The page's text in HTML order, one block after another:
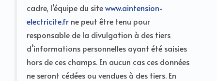
cadre, l’équipe du sitewww.aintension-
electricite.fr ne peut être tenu pour
responsable de la divulgation à des tiers
d’informations personnelles ayant été saisies
hors de ces champs. En aucun cas ces données
ne seront cédées ou vendues à des tiers. En